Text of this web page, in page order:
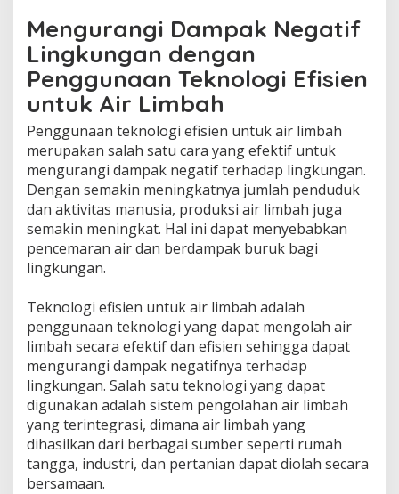
Mengurangi Dampak Negatif
Lingkungan dengan
Penggunaan Teknologi Efisien
untuk Air Limbah
Penggunaan teknologi efisien untuk air limbah
merupakan salah satu cara yang efektif untuk
mengurangi dampak negatif terhadap lingkungan.
Dengan semakin meningkatnya jumlah penduduk
dan aktivitas manusia, produksi air limbah juga
semakin meningkat. Hal ini dapat menyebabkan
pencemaran air dan berdampak buruk bagi
lingkungan.
Teknologi efisien untuk air limbah adalah
penggunaan teknologi yang dapat mengolah air
limbah secara efektif dan efisien sehingga dapat
mengurangi dampak negatifnya terhadap
lingkungan. Salah satu teknologi yang dapat
digunakan adalah sistem pengolahan air limbah
yang terintegrasi, dimana air limbah yang
dihasilkan dari berbagai sumber seperti rumah
tangga, industri, dan pertanian dapat diolah secara
bersamaan.